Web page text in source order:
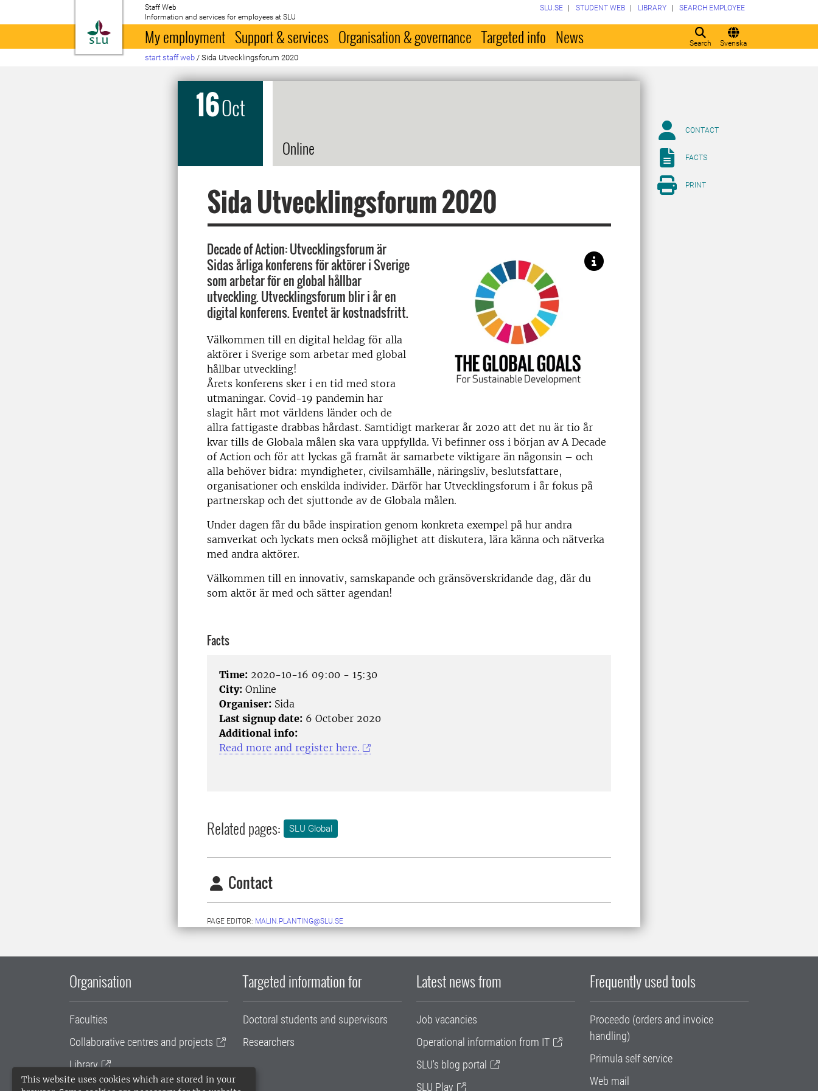
This website uses cookies which are stored in your
To startpage
Staff Web
Information and services for employees at SLU
Search Svenska
SLU.SE STUDENT WEB LIBRARY SEARCH EMPLOYEE
My employment Support & services Organisation & governance Targeted info News
start staff web / Sida Utvecklingsforum 2020
16Oct
Online
Sida Utvecklingsforum 2020
Decade of Action: Utvecklingsforum är
Sidas årliga konferens för aktörer i Sverige
som arbetar för en global hållbar
utveckling. Utvecklingsforum blir i år en
digital konferens. Eventet är kostnadsfritt.
Välkommen till en digital heldag för alla
aktörer i Sverige som arbetar med global
hållbar utveckling!
Årets konferens sker i en tid med stora
utmaningar. Covid-19 pandemin har
slagit hårt mot världens länder och de
allra fattigaste drabbas hårdast. Samtidigt markerar år 2020 att det nu är tio år
kvar tills de Globala målen ska vara uppfyllda. Vi befinner oss i början av A Decade
of Action och för att lyckas gå framåt är samarbete viktigare än någonsin – och
alla behöver bidra: myndigheter, civilsamhälle, näringsliv, beslutsfattare,
organisationer och enskilda individer. Därför har Utvecklingsforum i år fokus på
partnerskap och det sjuttonde av de Globala målen.
Under dagen får du både inspiration genom konkreta exempel på hur andra
samverkat och lyckats men också möjlighet att diskutera, lära känna och nätverka
med andra aktörer.
Välkommen till en innovativ, samskapande och gränsöverskridande dag, där du
som aktör är med och sätter agendan!
Facts
Time: 2020-10-16 09:00 - 15:30
City: Online
Organiser: Sida
Last signup date: 6 October 2020
Additional info:
Read more and register here.
Related pages: SLU Global
Contact
PAGE EDITOR: MALIN.PLANTING@SLU.SE
CONTACT
FACTS
PRINT
Organisation
Faculties
Collaborative centres and projects
Library
University administration
Targeted information for
Doctoral students and supervisors
Researchers
Latest news from
Job vacancies
Operational information from IT
SLU's blog portal
SLU Play
Frequently used tools
Proceedo (orders and invoice
handling)
Primula self service
Web mail